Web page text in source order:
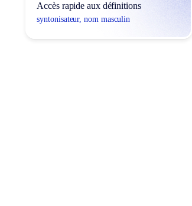
Accès rapide aux définitions
syntonisateur, nom masculin